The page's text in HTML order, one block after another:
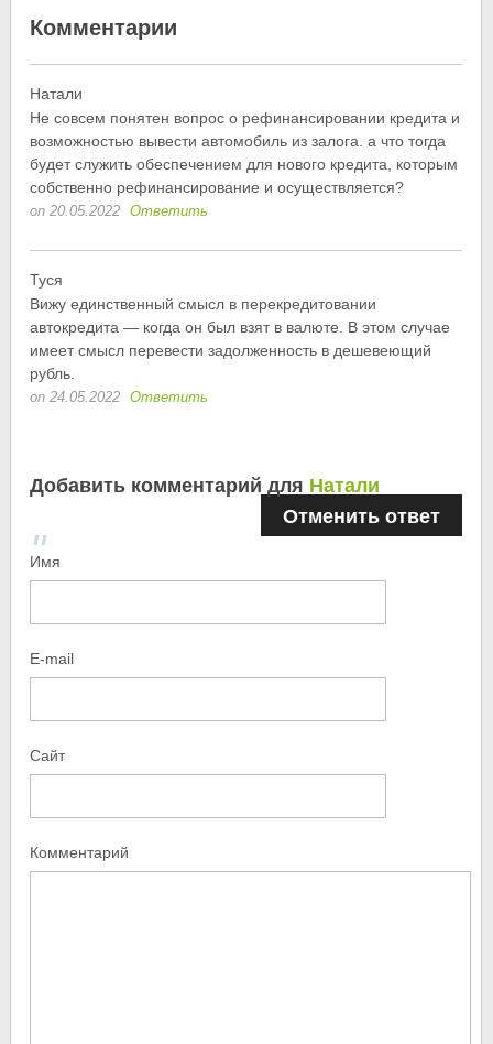
Комментарии
Натали
Не совсем понятен вопрос о рефинансировании кредита и
возможностью вывести автомобиль из залога. а что тогда
будет служить обеспечением для нового кредита, которым
собственно рефинансирование и осуществляется?
on 20.05.2022 Ответить
Туся
Вижу единственный смысл в перекредитовании
автокредита — когда он был взят в валюте. В этом случае
имеет смысл перевести задолженность в дешевеющий
рубль.
on 24.05.2022 Ответить
Добавить комментарий для Натали
Отменить ответ
Имя
E-mail
Сайт
Комментарий